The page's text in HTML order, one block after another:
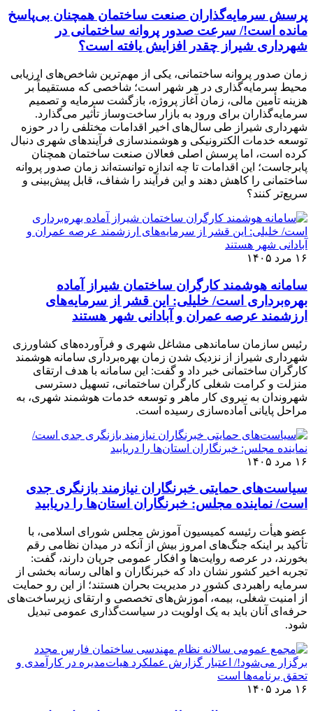
پرسش سرمایه‌گذاران صنعت ساختمان همچنان بی‌پاسخ
مانده است!/ سرعت صدور پروانه ساختمانی در
شهرداری شیراز چقدر افزایش یافته است؟
زمان صدور پروانه ساختمانی، یکی از مهم‌ترین شاخص‌های ارزیابی
محیط سرمایه‌گذاری در هر شهر است؛ شاخصی که مستقیماً بر
هزینه تأمین مالی، زمان آغاز پروژه، بازگشت سرمایه و تصمیم
سرمایه‌گذاران برای ورود به بازار ساخت‌وساز تأثیر می‌گذارد.
شهرداری شیراز طی سال‌های اخیر اقدامات مختلفی را در حوزه
توسعه خدمات الکترونیکی و هوشمندسازی فرآیندهای شهری دنبال
کرده است، اما پرسش اصلی فعالان صنعت ساختمان همچنان
پابرجاست؛ این اقدامات تا چه اندازه توانسته‌اند زمان صدور پروانه
ساختمانی را کاهش دهند و این فرآیند را شفاف، قابل پیش‌بینی و
سریع‌تر کنند؟
۱۶ مرد ۱۴۰۵
سامانه هوشمند کارگران ساختمان شیراز آماده
بهره‌برداری است/ خلیلی: این قشر از سرمایه‌های
ارزشمند عرصه عمران و آبادانی شهر هستند
رئیس سازمان ساماندهی مشاغل شهری و فرآورده‌های کشاورزی
شهرداری شیراز از نزدیک شدن زمان بهره‌برداری سامانه هوشمند
کارگران ساختمانی خبر داد و گفت: این سامانه با هدف ارتقای
منزلت و کرامت شغلی کارگران ساختمانی، تسهیل دسترسی
شهروندان به نیروی کار ماهر و توسعه خدمات هوشمند شهری، به
مراحل پایانی آماده‌سازی رسیده است.
۱۶ مرد ۱۴۰۵
سیاست‌های حمایتی خبرنگاران نیازمند بازنگری جدی
است/ نماینده مجلس: خبرنگاران استان‌ها را دریابید
عضو هیأت رئیسه کمیسیون آموزش مجلس شورای اسلامی، با
تأکید بر اینکه جنگ‌های امروز بیش از آنکه در میدان نظامی رقم
بخورند، در عرصه روایت‌ها و افکار عمومی جریان دارند، گفت:
تجربه اخیر کشور نشان داد که خبرنگاران و اهالی رسانه بخشی از
سرمایه راهبردی کشور در مدیریت بحران هستند؛ از این رو حمایت
از امنیت شغلی، بیمه، آموزش‌های تخصصی و ارتقای زیرساخت‌های
حرفه‌ای آنان باید به یک اولویت در سیاست‌گذاری عمومی تبدیل
شود.
۱۶ مرد ۱۴۰۵